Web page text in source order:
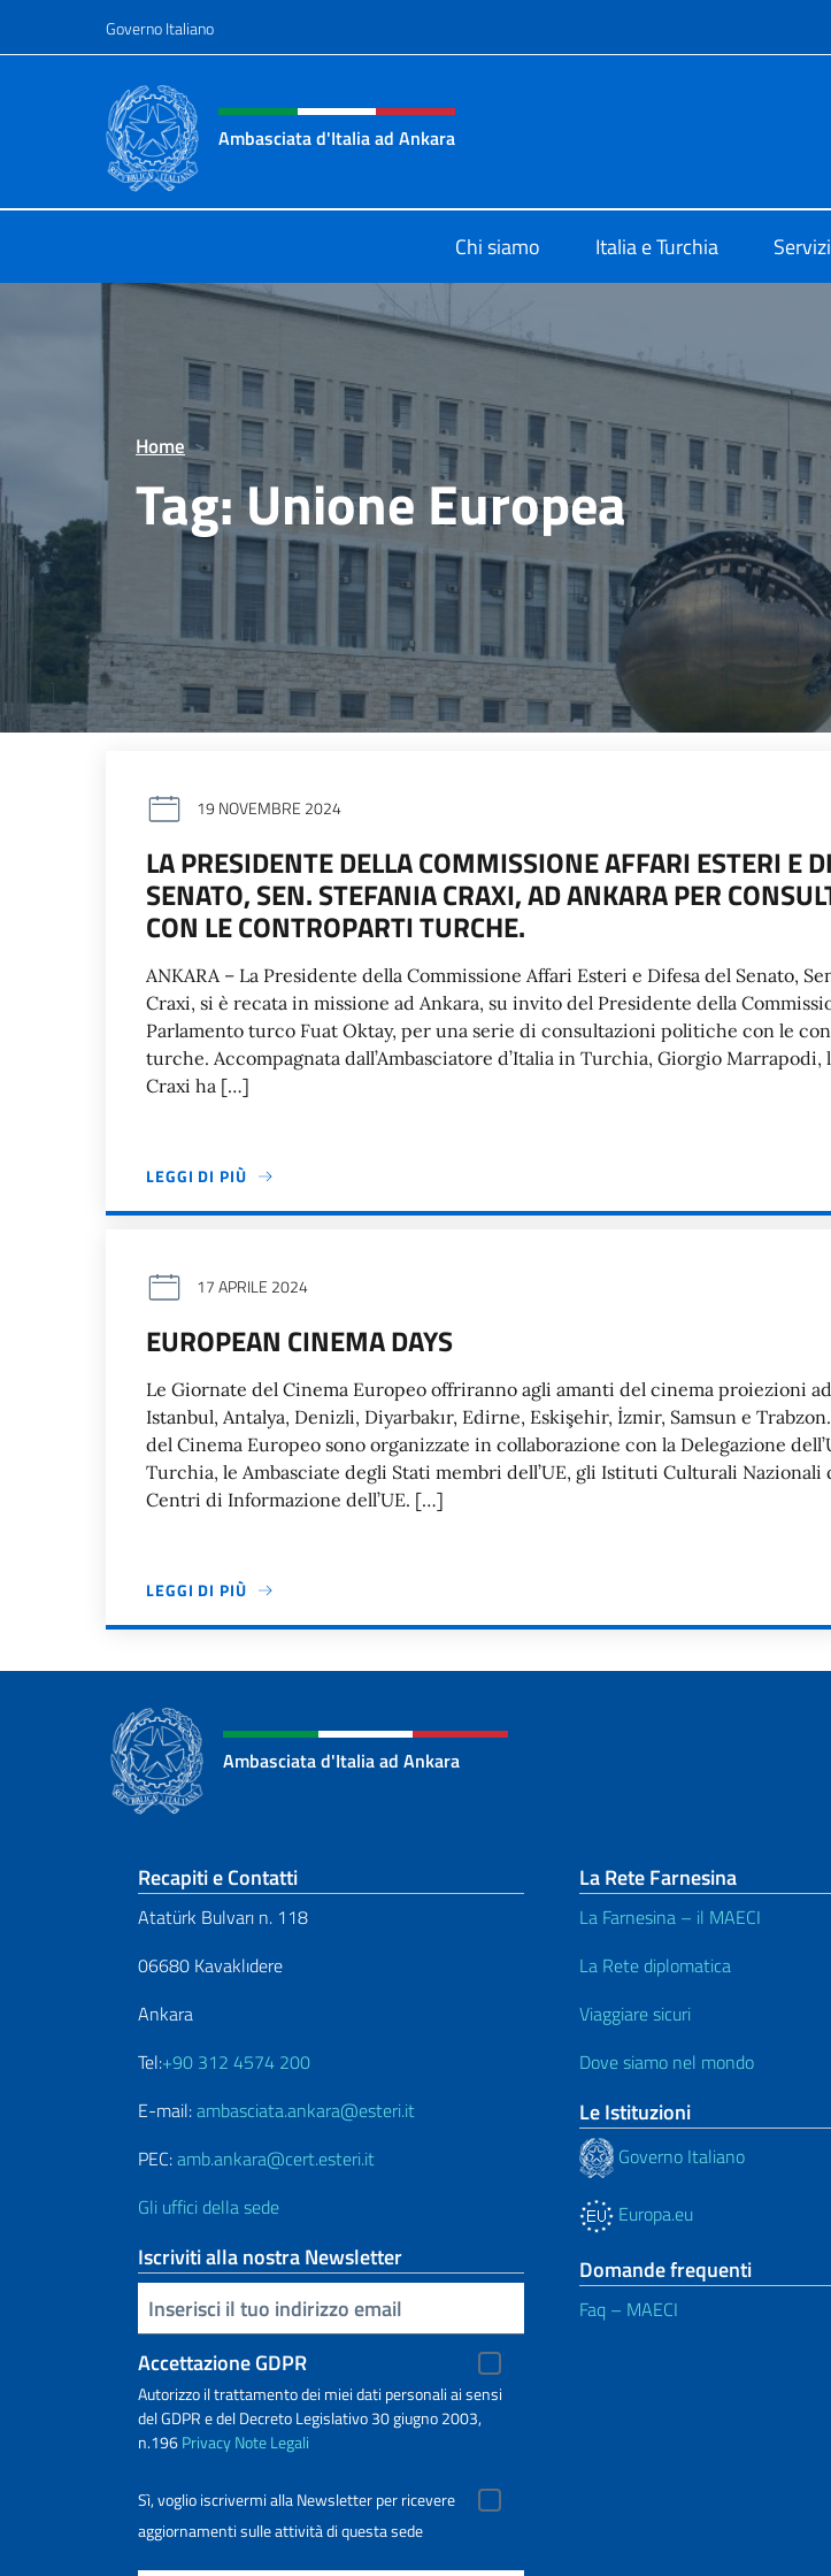
Governo Italiano
Intestazione sito, social e menù
Ambasciata d'Italia ad Ankara
Chi siamo Italia e Turchia
Home >
Tag:Unione Europea
19 NOVEMBRE 2024
LA PRESIDENTE DELLA COMMISSIONE AFFARI ESTERI E
SENATO, SEN. STEFANIA CRAXI, AD ANKARA PER
CON LE CONTROPARTI TURCHE.
ANKARA – La Presidente della Commissione Affari Esteri e Difesa del Senato,
Craxi, si è recata in missione ad Ankara, su invito del Presidente della
Parlamento turco Fuat Oktay, per una serie di consultazioni politiche con le
turche. Accompagnata dall’Ambasciatore d’Italia in Turchia, Giorgio Marrapodi,
Craxi ha […]
LEGGI DI PIÙ
17 APRILE 2024
EUROPEAN CINEMA DAYS
Le Giornate del Cinema Europeo offriranno agli amanti del cinema proiezioni
Istanbul, Antalya, Denizli, Diyarbakır, Edirne, Eskişehir, İzmir, Samsun e
del Cinema Europeo sono organizzate in collaborazione con la Delegazione
Turchia, le Ambasciate degli Stati membri dell’UE, gli Istituti Culturali Nazionali
Centri di Informazione dell’UE. […]
LEGGI DI PIÙ
Paginazione
Ambasciata d'Italia ad Ankara
Sezione footer
Recapiti e Contatti
Atatürk Bulvarı n. 118
06680 Kavaklıdere
Ankara
Tel:+90 312 4574 200
E-mail:ambasciata.ankara@esteri.it
PEC:amb.ankara@cert.esteri.it
Gli uffici della sede
Iscriviti alla nostra Newsletter
Inserisci la tua email
Accettazione GDPR
Autorizzo il trattamento dei miei dati personali ai sensi
del GDPR e del Decreto Legislativo 30 giugno 2003,
n.196PrivacyNote Legali
Sì, voglio iscrivermi alla Newsletter per ricevere
aggiornamenti sulle attività di questa sede
La Rete Farnesina
La Farnesina – il MAECI
La Rete diplomatica
Viaggiare sicuri
Dove siamo nel mondo
Le Istituzioni
Governo Italiano
Europa.eu
Domande frequenti
Faq – MAECI